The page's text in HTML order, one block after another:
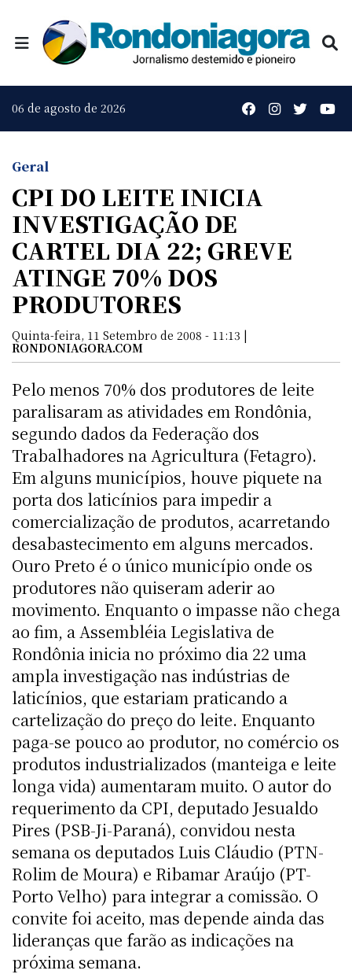
06 de agosto de 2026
Geral
CPI DO LEITE INICIA
INVESTIGAÇÃO DE
CARTEL DIA 22; GREVE
ATINGE 70% DOS
PRODUTORES
Quinta-feira, 11 Setembro de 2008 - 11:13 |
RONDONIAGORA.COM
Pelo menos 70% dos produtores de leite
paralisaram as atividades em Rondônia,
segundo dados da Federação dos
Trabalhadores na Agricultura (Fetagro).
Em alguns municípios, houve piquete na
porta dos laticínios para impedir a
comercialização de produtos, acarretando
desabastecimento em alguns mercados.
Ouro Preto é o único município onde os
produtores não quiseram aderir ao
movimento. Enquanto o impasse não chega
ao fim, a Assembléia Legislativa de
Rondônia inicia no próximo dia 22 uma
ampla investigação nas indústrias de
laticínios, que estariam praticando a
cartelização do preço do leite. Enquanto
paga-se pouco ao produtor, no comércio os
produtos industrializados (manteiga e leite
longa vida) aumentaram muito. O autor do
requerimento da CPI, deputado Jesualdo
Pires (PSB-Ji-Paraná), convidou nesta
semana os deputados Luis Cláudio (PTN-
Rolim de Moura) e Ribamar Araújo (PT-
Porto Velho) para integrar a comissão. O
convite foi aceito, mas depende ainda das
lideranças que farão as indicações na
próxima semana.